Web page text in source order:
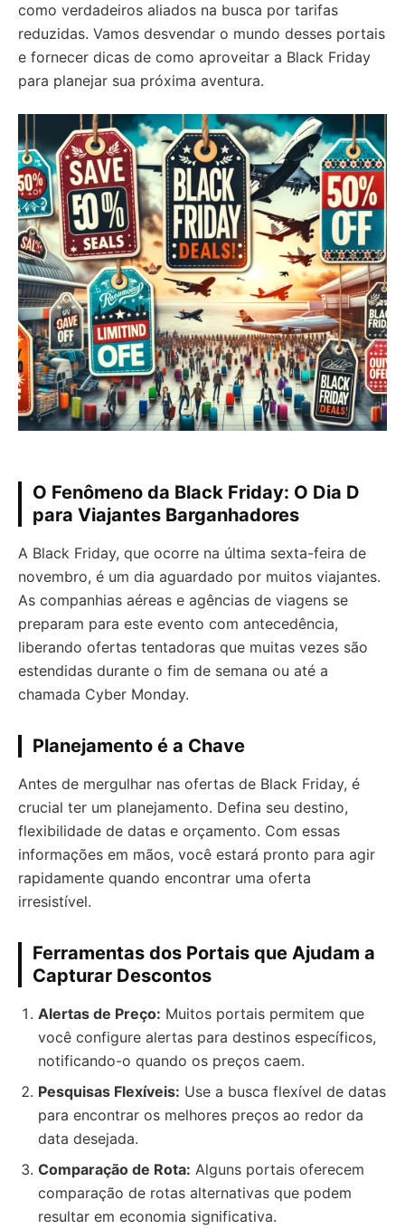
como verdadeiros aliados na busca por tarifas
reduzidas. Vamos desvendar o mundo desses portais
e fornecer dicas de como aproveitar a Black Friday
para planejar sua próxima aventura.
O Fenômeno da Black Friday: O Dia D
para Viajantes Barganhadores
A Black Friday, que ocorre na última sexta-feira de
novembro, é um dia aguardado por muitos viajantes.
As companhias aéreas e agências de viagens se
preparam para este evento com antecedência,
liberando ofertas tentadoras que muitas vezes são
estendidas durante o fim de semana ou até a
chamada Cyber Monday.
Planejamento é a Chave
Antes de mergulhar nas ofertas de Black Friday, é
crucial ter um planejamento. Defina seu destino,
flexibilidade de datas e orçamento. Com essas
informações em mãos, você estará pronto para agir
rapidamente quando encontrar uma oferta
irresistível.
Ferramentas dos Portais que Ajudam a
Capturar Descontos
Alertas de Preço: Muitos portais permitem que
você configure alertas para destinos específicos,
notificando-o quando os preços caem.
Pesquisas Flexíveis: Use a busca flexível de datas
para encontrar os melhores preços ao redor da
data desejada.
Comparação de Rota: Alguns portais oferecem
comparação de rotas alternativas que podem
resultar em economia significativa.